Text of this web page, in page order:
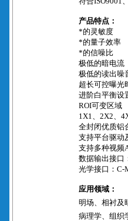
产品特点：
*的灵敏度
*的量子效率
*的信噪比
极低的暗电流
极低的读出噪
超长可控曝光
进阶白平衡设
ROI可变区域
1X1、2X2、
全封闭优质铝
支持平台驱动
支持多种视频
数据输出接口
光学接口：C-
应用领域：
明场、相衬及
病理学、组织